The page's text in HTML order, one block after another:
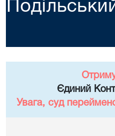
Єдиний
Увага, суд